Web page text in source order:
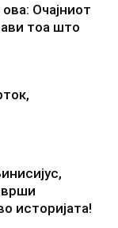
Очајниот
тоа што
историјата!